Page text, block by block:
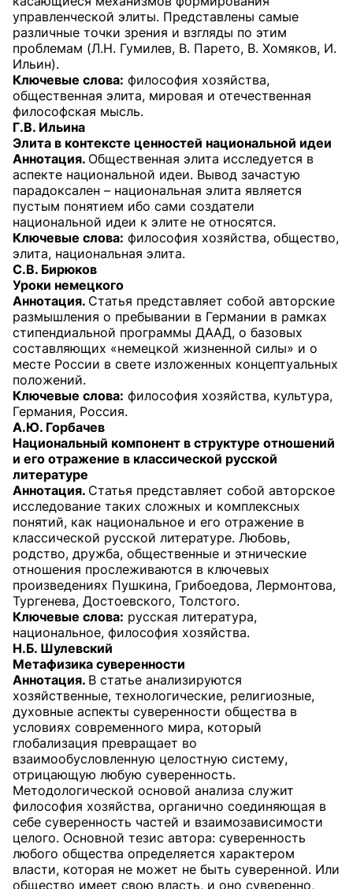
управленческой элиты. Представлены самые
различные точки зрения и взгляды по этим
проблемам (Л.Н. Гумилев, В. Парето, В. Хомяков, И.
Ильин).
Ключевые слова: философия хозяйства,
общественная элита, мировая и отечественная
философская мысль.
Г.В. Ильина
Элита в контексте ценностей национальной идеи
Аннотация. Общественная элита исследуется в
аспекте национальной идеи. Вывод зачастую
парадоксален – национальная элита является
пустым понятием ибо сами создатели
национальной идеи к элите не относятся.
Ключевые слова: философия хозяйства, общество,
элита, национальная элита.
С.В. Бирюков
Уроки немецкого
Аннотация. Статья представляет собой авторские
размышления о пребывании в Германии в рамках
стипендиальной программы ДААД, о базовых
составляющих «немецкой жизненной силы» и о
месте России в свете изложенных концептуальных
положений.
Ключевые слова: философия хозяйства, культура,
Германия, Россия.
А.Ю. Горбачев
Национальный компонент в структуре отношений
и его отражение в классической русской
литературе
Аннотация. Статья представляет собой авторское
исследование таких сложных и комплексных
понятий, как национальное и его отражение в
классической русской литературе. Любовь,
родство, дружба, общественные и этнические
отношения прослеживаются в ключевых
произведениях Пушкина, Грибоедова, Лермонтова,
Тургенева, Достоевского, Толстого.
Ключевые слова: русская литература,
национальное, философия хозяйства.
Н.Б. Шулевский
Метафизика суверенности
Аннотация. В статье анализируются
хозяйственные, технологические, религиозные,
духовные аспекты суверенности общества в
условиях современного мира, который
глобализация превращает во
взаимообусловленную целостную систему,
отрицающую любую суверенность.
Методологической основой анализа служит
философия хозяйства, органично соединяющая в
себе суверенность частей и взаимозависимости
целого. Основной тезис автора: суверенность
любого общества определяется характером
власти, которая не может не быть суверенной. Или
общество имеет свою власть, и оно суверенно,